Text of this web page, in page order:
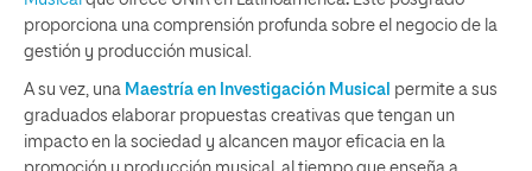
proporciona una comprensión profunda sobre el negocio de la
gestión y producción musical.
A su vez, una Maestría en Investigación Musical permite a sus
graduados elaborar propuestas creativas que tengan un
impacto en la sociedad y alcancen mayor eficacia en la